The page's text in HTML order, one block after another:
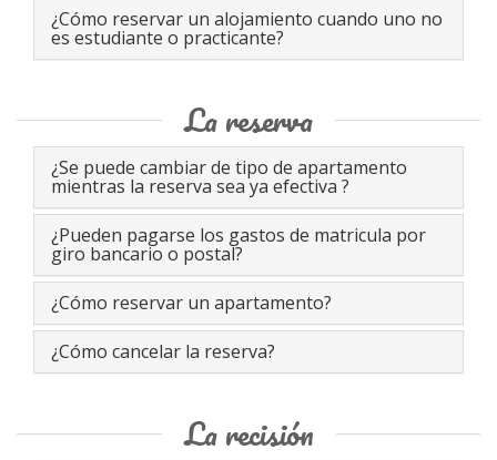
¿Cómo reservar un alojamiento cuando uno no
es estudiante o practicante?
La reserva
¿Se puede cambiar de tipo de apartamento
mientras la reserva sea ya efectiva ?
¿Pueden pagarse los gastos de matricula por
giro bancario o postal?
¿Cómo reservar un apartamento?
¿Cómo cancelar la reserva?
La recisión